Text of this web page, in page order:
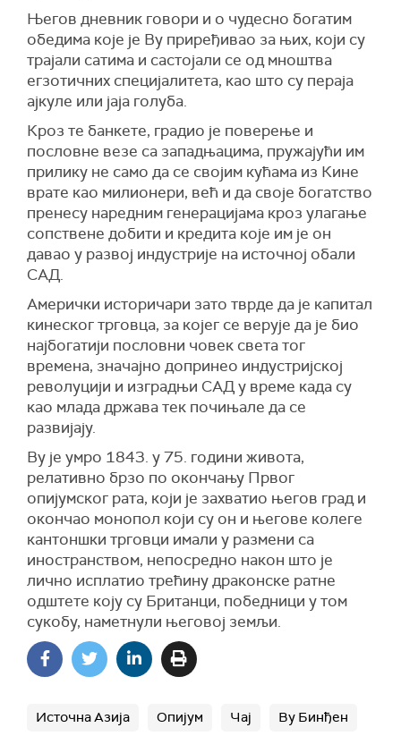
Његов дневник говори и о чудесно богатим
обедима које је Ву приређивао за њих, који су
трајали сатима и састојали се од мноштва
егзотичних специјалитета, као што су пераја
ајкуле или јаја голуба.
Кроз те банкете, градио је поверење и
пословне везе са западњацима, пружајући им
прилику не само да се својим кућама из Кине
врате као милионери, већ и да своје богатство
пренесу наредним генерацијама кроз улагање
сопствене добити и кредита које им је он
давао у развој индустрије на источној обали
САД.
Амерички историчари зато тврде да је капитал
кинеског трговца, за којег се верује да је био
најбогатији пословни човек света тог
времена, значајно допринео индустријској
револуцији и изградњи САД у време када су
као млада држава тек почињале да се
развијају.
Ву је умро 1843. у 75. години живота,
релативно брзо по окончању Првог
опијумског рата, који је захватио његов град и
окончао монопол који су он и његове колеге
кантоншки трговци имали у размени са
иностранством, непосредно након што је
лично исплатио трећину драконске ратне
одштете коју су Британци, победници у том
сукобу, наметнули његовој земљи.
Источна Азија Опијум Чај Ву Бинђен